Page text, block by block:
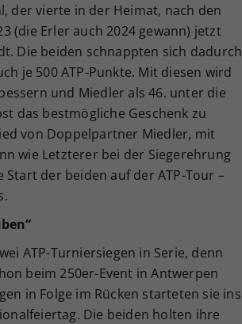
der vierte in der Heimat, nach den
(die Erler auch 2024 gewann) jetzt
Die beiden schnappten sich dadurch
je 500 ATP-Punkte. Mit diesen wird
und Miedler als 46. unter die
das bestmögliche Geschenk zu
von Doppelpartner Miedler, mit
wie Letzterer bei der Siegerehrung
der beiden auf der ATP-Tour –
ATP-Turniersiegen in Serie, denn
beim 250er-Event in Antwerpen
in Folge im Rücken starteten sie ins
Die beiden holten ihre